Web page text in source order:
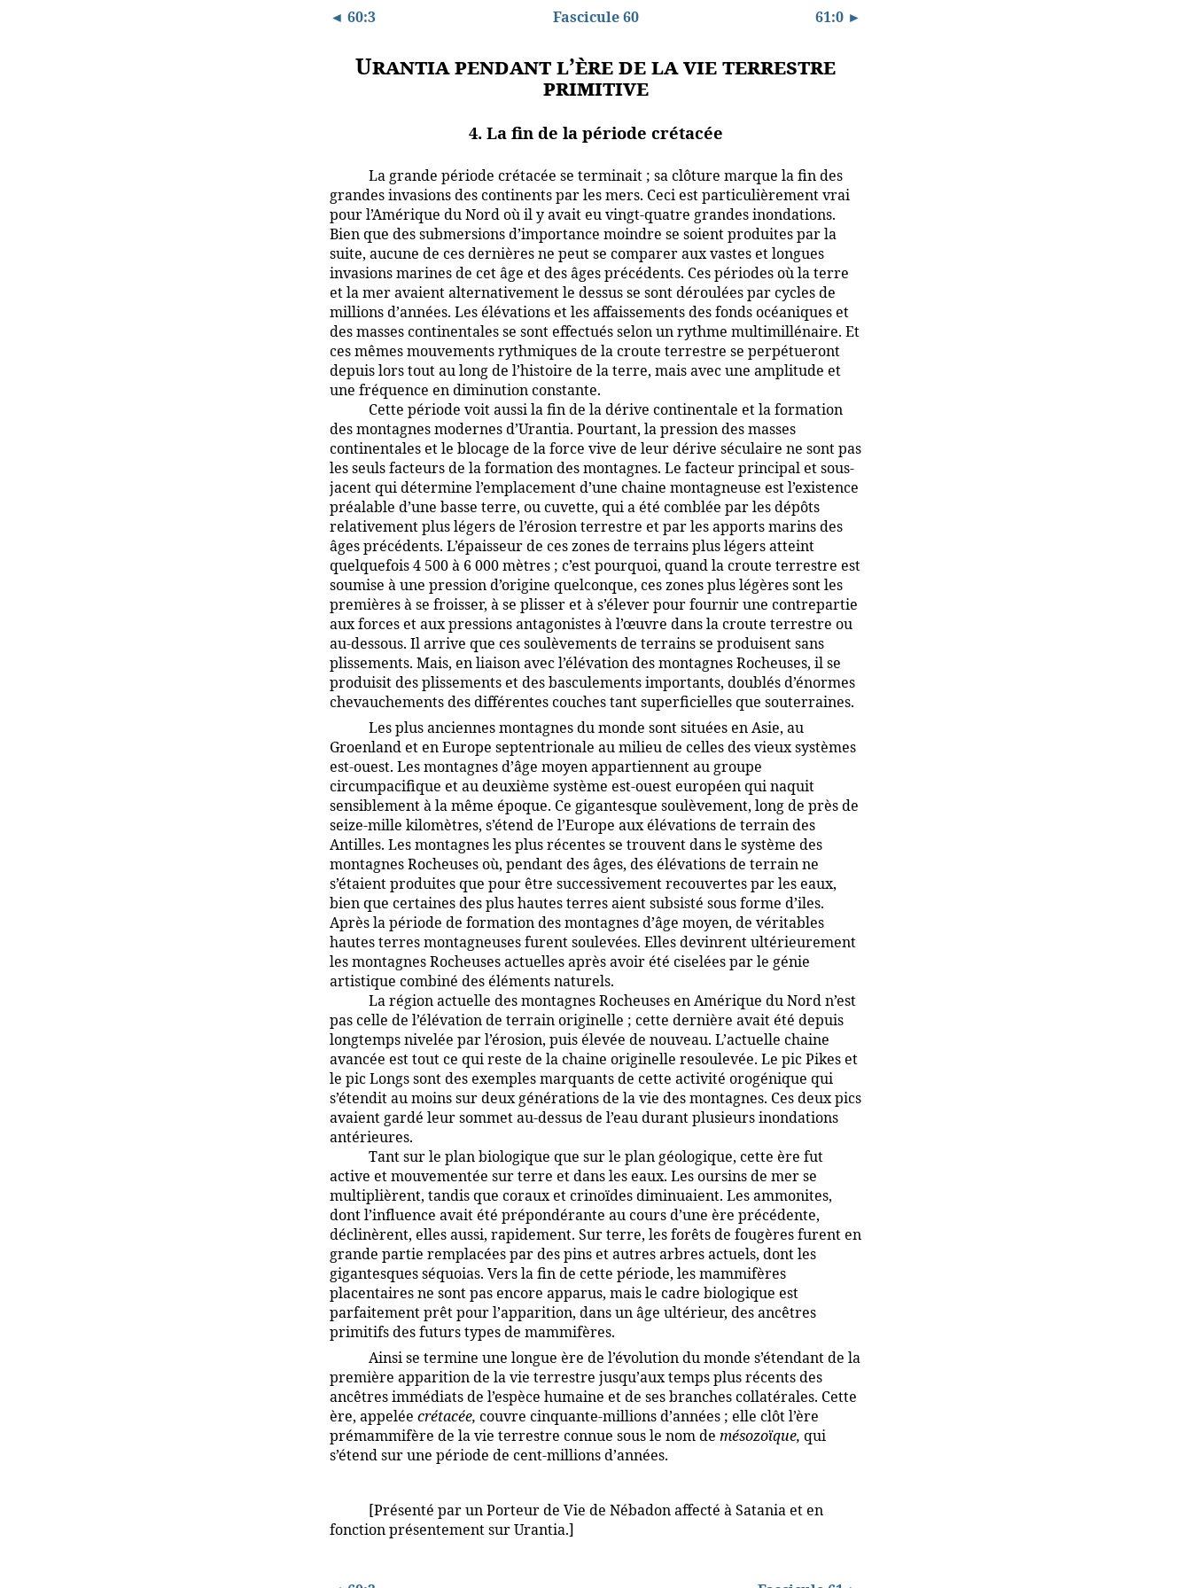
◄ 60:3 Fascicule 60 61:0 ►
Urantia pendant l’ère de la vie terrestre
primitive
4. La fin de la période crétacée
La grande période crétacée se terminait ; sa clôture marque la fin des
grandes invasions des continents par les mers. Ceci est particulièrement vrai
pour l’Amérique du Nord où il y avait eu vingt-quatre grandes inondations.
Bien que des submersions d’importance moindre se soient produites par la
suite, aucune de ces dernières ne peut se comparer aux vastes et longues
invasions marines de cet âge et des âges précédents. Ces périodes où la terre
et la mer avaient alternativement le dessus se sont déroulées par cycles de
millions d’années. Les élévations et les affaissements des fonds océaniques et
des masses continentales se sont effectués selon un rythme multimillénaire. Et
ces mêmes mouvements rythmiques de la croute terrestre se perpétueront
depuis lors tout au long de l’histoire de la terre, mais avec une amplitude et
une fréquence en diminution constante.
Cette période voit aussi la fin de la dérive continentale et la formation
des montagnes modernes d’Urantia. Pourtant, la pression des masses
continentales et le blocage de la force vive de leur dérive séculaire ne sont pas
les seuls facteurs de la formation des montagnes. Le facteur principal et sous-
jacent qui détermine l’emplacement d’une chaine montagneuse est l’existence
préalable d’une basse terre, ou cuvette, qui a été comblée par les dépôts
relativement plus légers de l’érosion terrestre et par les apports marins des
âges précédents. L’épaisseur de ces zones de terrains plus légers atteint
quelquefois 4 500 à 6 000 mètres ; c’est pourquoi, quand la croute terrestre est
soumise à une pression d’origine quelconque, ces zones plus légères sont les
premières à se froisser, à se plisser et à s’élever pour fournir une contrepartie
aux forces et aux pressions antagonistes à l’œuvre dans la croute terrestre ou
au-dessous. Il arrive que ces soulèvements de terrains se produisent sans
plissements. Mais, en liaison avec l’élévation des montagnes Rocheuses, il se
produisit des plissements et des basculements importants, doublés d’énormes
chevauchements des différentes couches tant superficielles que souterraines.
Les plus anciennes montagnes du monde sont situées en Asie, au
Groenland et en Europe septentrionale au milieu de celles des vieux systèmes
est-ouest. Les montagnes d’âge moyen appartiennent au groupe
circumpacifique et au deuxième système est-ouest européen qui naquit
sensiblement à la même époque. Ce gigantesque soulèvement, long de près de
seize-mille kilomètres, s’étend de l’Europe aux élévations de terrain des
Antilles. Les montagnes les plus récentes se trouvent dans le système des
montagnes Rocheuses où, pendant des âges, des élévations de terrain ne
s’étaient produites que pour être successivement recouvertes par les eaux,
bien que certaines des plus hautes terres aient subsisté sous forme d’iles.
Après la période de formation des montagnes d’âge moyen, de véritables
hautes terres montagneuses furent soulevées. Elles devinrent ultérieurement
les montagnes Rocheuses actuelles après avoir été ciselées par le génie
artistique combiné des éléments naturels.
La région actuelle des montagnes Rocheuses en Amérique du Nord n’est
pas celle de l’élévation de terrain originelle ; cette dernière avait été depuis
longtemps nivelée par l’érosion, puis élevée de nouveau. L’actuelle chaine
avancée est tout ce qui reste de la chaine originelle resoulevée. Le pic Pikes et
le pic Longs sont des exemples marquants de cette activité orogénique qui
s’étendit au moins sur deux générations de la vie des montagnes. Ces deux pics
avaient gardé leur sommet au-dessus de l’eau durant plusieurs inondations
antérieures.
Tant sur le plan biologique que sur le plan géologique, cette ère fut
active et mouvementée sur terre et dans les eaux. Les oursins de mer se
multiplièrent, tandis que coraux et crinoïdes diminuaient. Les ammonites,
dont l’influence avait été prépondérante au cours d’une ère précédente,
déclinèrent, elles aussi, rapidement. Sur terre, les forêts de fougères furent en
grande partie remplacées par des pins et autres arbres actuels, dont les
gigantesques séquoias. Vers la fin de cette période, les mammifères
placentaires ne sont pas encore apparus, mais le cadre biologique est
parfaitement prêt pour l’apparition, dans un âge ultérieur, des ancêtres
primitifs des futurs types de mammifères.
Ainsi se termine une longue ère de l’évolution du monde s’étendant de la
première apparition de la vie terrestre jusqu’aux temps plus récents des
ancêtres immédiats de l’espèce humaine et de ses branches collatérales. Cette
ère, appelée crétacée, couvre cinquante-millions d’années ; elle clôt l’ère
prémammifère de la vie terrestre connue sous le nom de mésozoïque, qui
s’étend sur une période de cent-millions d’années.
[Présenté par un Porteur de Vie de Nébadon affecté à Satania et en
fonction présentement sur Urantia.]